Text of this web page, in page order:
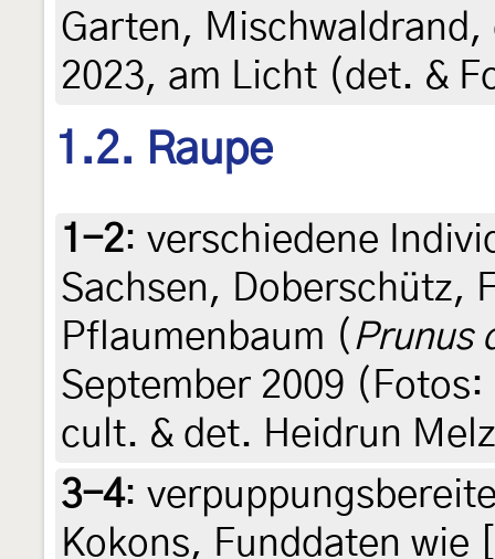
Garten, Mischwaldrand,
2023, am Licht (det. &
1.2. Raupe
1-2: verschiedene
Sachsen, Doberschütz,
Pflaumenbaum ( Prunus
September 2009
cult. & det. Heidrun
3-4:
Kokons, Funddaten